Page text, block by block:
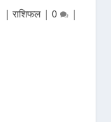
| राशिफल| 0 |